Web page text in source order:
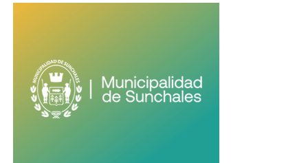
su carrera.
«Gracias por dejarme